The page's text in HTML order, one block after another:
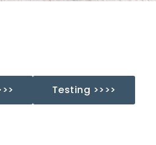
Testing >>>>